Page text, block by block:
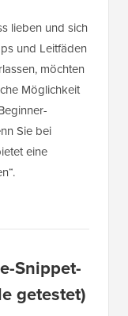
lieben und sich
und Leitfäden
möchten
Möglichkeit
Sie bei
eine
Snippet-
getestet)